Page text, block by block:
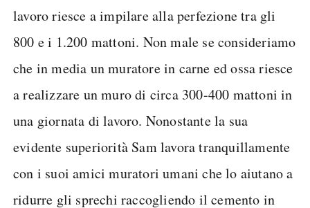
lavoro riesce a impilare alla perfezione tra gli
800 e i 1.200 mattoni. Non male se consideriamo
che in media un muratore in carne ed ossa riesce
a realizzare un muro di circa 300-400 mattoni in
una giornata di lavoro. Nonostante la sua
evidente superiorità Sam lavora tranquillamente
con i suoi amici muratori umani che lo aiutano a
ridurre gli sprechi raccogliendo il cemento in